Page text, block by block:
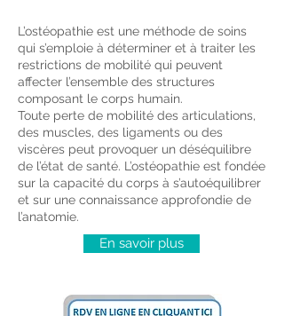
L’ostéopathie est une méthode de soins
qui s’emploie à déterminer et à traiter les
restrictions de mobilité qui peuvent
affecter l’ensemble des structures
composant le corps humain.
Toute perte de mobilité des articulations,
des muscles, des ligaments ou des
viscères peut provoquer un déséquilibre
de l’état de santé. L’ostéopathie est fondée
sur la capacité du corps à s’autoéquilibrer
et sur une connaissance approfondie de
l’anatomie.
En savoir plus